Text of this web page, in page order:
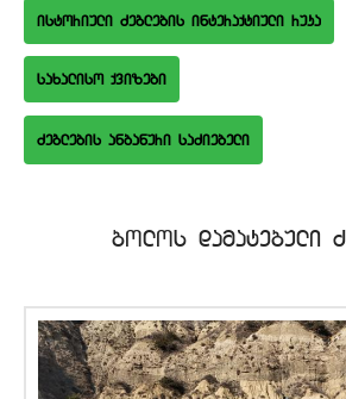
istoriuli Zeglebis interaqtiuli ruka
saxaliso qvizebi
bolos damatebuli